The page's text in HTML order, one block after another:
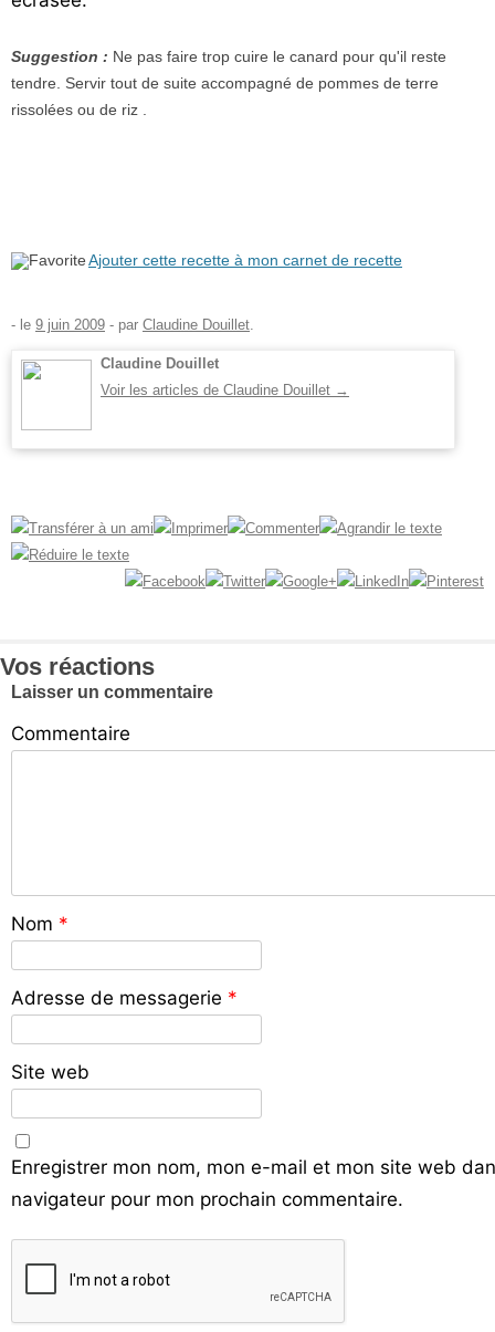
Suggestion : Ne pas faire trop cuire le canard pour qu'il reste
tendre. Servir tout de suite accompagné de pommes de terre
rissolées ou de riz .
Ajouter cette recette à mon carnet de recette
- le 9 juin 2009 - par Claudine Douillet.
Claudine Douillet
Voir les articles de Claudine Douillet →
Vos réactions
Laisser un commentaire
Commentaire
Nom *
Adresse de messagerie *
Site web
Enregistrer mon nom, mon e-mail et mon site web
navigateur pour mon prochain commentaire.